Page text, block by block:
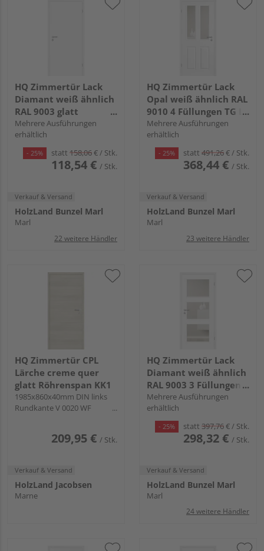
HQ Zimmertür Lack
Diamant weiß ähnlich
RAL 9003 glatt
Röhrenspan KK1
Mehrere Ausführungen
erhältlich
- 25% statt 158,06€/ Stk.
118,54 € / Stk.
Verkauf & Versand
HolzLand Bunzel Marl
Marl
22 weitere Händler
HQ Zimmertür Lack
Opal weiß ähnlich RAL
9010 4 Füllungen TG LA
D Röhrenspan KK1
Mehrere Ausführungen
erhältlich
- 25% statt 491,26€/ Stk.
368,44 € / Stk.
Verkauf & Versand
HolzLand Bunzel Marl
Marl
23 weitere Händler
HQ Zimmertür CPL
Lärche creme quer
glatt Röhrenspan KK1
1985x860x40mm DIN links
Rundkante V 0020 WF
209,95 € / Stk.
Verkauf & Versand
HolzLand Jacobsen
Marne
HQ Zimmertür Lack
Diamant weiß ähnlich
RAL 9003 3 Füllungen
FG LA F Röhrenspan
KK1
Mehrere Ausführungen
erhältlich
- 25% statt 397,76€ / Stk.
298,32 € / Stk.
Verkauf & Versand
HolzLand Bunzel Marl
Marl
24 weitere Händler